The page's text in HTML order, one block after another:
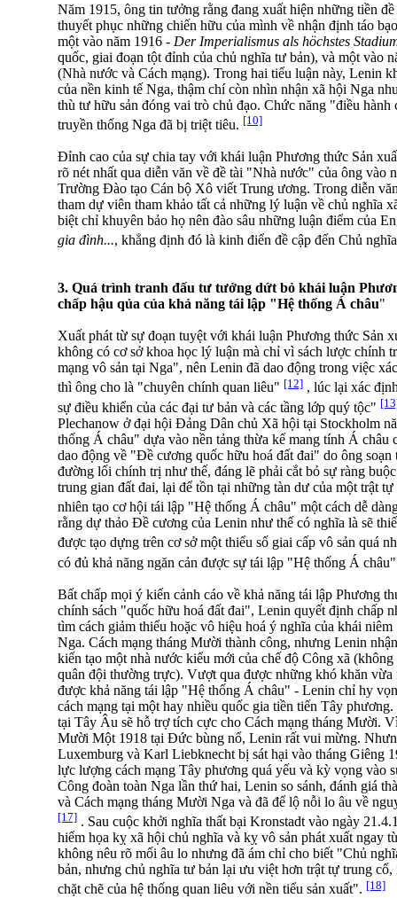
Năm 1915, ông tin tưởng rằng đang xuất hiện những tiền
thuyết phục những chiến hữu của mình về nhận định táo
một vào năm 1916 - Der Imperialismus als höchstes
quốc, giai đoạn tột đỉnh của chủ nghĩa tư bản), và một vào
(Nhà nước và Cách mạng). Trong hai tiểu luận này, Lenin
của nền kinh tế Nga, thậm chí còn nhìn nhận xã hội Nga
thù tư hữu sản đóng vai trò chủ đạo. Chức năng "điều
truyền thống Nga đã bị triệt tiêu. [10]
Đỉnh cao của sự chia tay với khái luận Phương thức Sản
rõ nét nhất qua diễn văn về đề tài "Nhà nước" của ông vào
Trường Đào tạo Cán bộ Xô viết Trung ương. Trong diễn
tham dự viên tham khảo tất cả những lý luận về chủ nghĩa
biệt chỉ khuyên bảo họ nên đào sâu những luận điểm của
gia đình..., khẳng định đó là kinh điển đề cập đến Chủ
3. Quá trình tranh đấu tư tưởng dứt bỏ khái luận
chấp hậu qủa của khả năng tái lập "Hệ thống Á châu"
Xuất phát từ sự đoạn tuyệt với khái luận Phương thức Sản
không có cơ sở khoa học lý luận mà chỉ vì sách lược chính
mạng vô sản tại Nga", nên Lenin đã dao động trong việc
thì ông cho là "chuyên chính quan liêu" [12] , lúc lại xác
sự điều khiển của các đại tư bản và các tầng lớp quý tộc"
Plechanow ở đại hội Đảng Dân chủ Xã hội tại Stockholm
thống Á châu" dựa vào nền tảng thừa kế mang tính Á châu
dao động về "Đề cương quốc hữu hoá đất đai" do ông soạn
đường lối chính trị như thế, đáng lẽ phải cắt bỏ sự ràng
trung gian đất đai, lại để tồn tại những tàn dư của một trật
nhiên tạo cơ hội tái lập "Hệ thống Á châu" một cách dễ
rằng dự thảo Đề cương của Lenin như thế có nghĩa là sẽ
được tạo dựng trên cơ sở một thiểu số giai cấp vô sản quá
có đủ khả năng ngăn cản được sự tái lập "Hệ thống Á
Bất chấp mọi ý kiến cảnh cáo về khả năng tái lập Phương
chính sách "quốc hữu hoá đất đai", Lenin quyết định chấp
tìm cách giảm thiểu hoặc vô hiệu hoá ý nghĩa của khái
Nga. Cách mạng tháng Mười thành công, nhưng Lenin
kiến tạo một nhà nước kiểu mới của chế độ Công xã
quân đội thường trực). Vượt qua được những khó khăn vừa
được khả năng tái lập "Hệ thống Á châu" - Lenin chỉ hy
cách mạng tại một hay nhiều quốc gia tiền tiến Tây
tại Tây Âu sẽ hỗ trợ tích cực cho Cách mạng tháng Mười.
Mười Một 1918 tại Đức bùng nổ, Lenin rất vui mừng.
Luxemburg và Karl Liebknecht bị sát hại vào tháng Giêng
lực lượng cách mạng Tây phương quá yếu và kỳ vọng vào
Công đoàn toàn Nga lần thứ hai, Lenin so sánh, đánh giá
và Cách mạng tháng Mười Nga và đã để lộ nỗi lo âu về
[17] . Sau cuộc khởi nghĩa thất bại Kronstadt vào ngày
hiểm họa kỵ xã hội chủ nghĩa và kỵ vô sản phát xuất ngay
không nêu rõ mối âu lo nhưng đã ám chỉ cho biết "Chủ
bản, nhưng chủ nghĩa tư bản lại ưu việt hơn trật tự trung cổ,
chặt chẽ của hệ thống quan liêu với nền tiểu sản xuất". [18]